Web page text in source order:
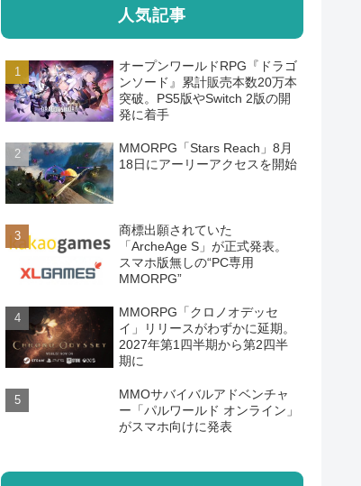
人気記事
オープンワールドRPG『ドラゴ
ンソード』累計販売本数20万本
突破。PS5版やSwitch 2版の開
発に着手
MMORPG「Stars Reach」8月
18日にアーリーアクセスを開始
商標出願されていた
「ArcheAge S」が正式発表。
スマホ版無しの“PC専用
MMORPG”
MMORPG「クロノオデッセ
イ」リリースがわずかに延期。
2027年第1四半期から第2四半
期に
MMOサバイバルアドベンチャ
ー「パルワールド オンライン」
がスマホ向けに発表